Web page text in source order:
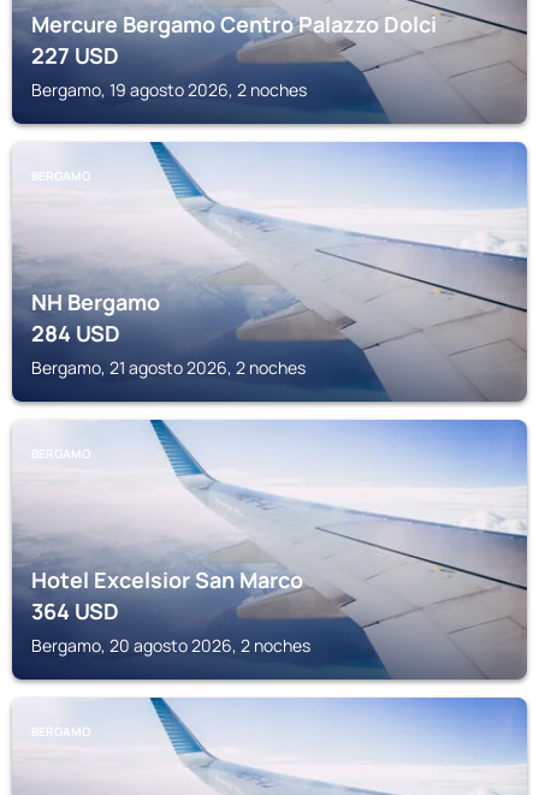
Mercure Bergamo Centro Palazzo Dolci
227USD
Bergamo, 19 agosto 2026, 2 noches
BERGAMO
NH Bergamo
284USD
Bergamo, 21 agosto 2026, 2 noches
BERGAMO
Hotel Excelsior San Marco
364USD
Bergamo, 20 agosto 2026, 2 noches
BERGAMO